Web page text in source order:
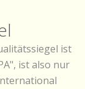
ist
ist also nur